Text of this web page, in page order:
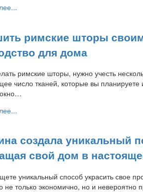
римские шторы
для дома
римские шторы, нужно учесть
число тканей, которые вы планируете
создала уникальный
свой дом в
уникальный способ украсить свое
не только экономично, но и